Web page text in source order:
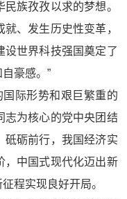
族孜孜以求的梦想。
、发生历史性变革，
设世界科技强国奠定了
豪感。”
国际形势和艰巨繁重的
志为核心的党中央团结
砥砺前行，我国经济实
，中国式现代化迈出新
程实现良好开局。